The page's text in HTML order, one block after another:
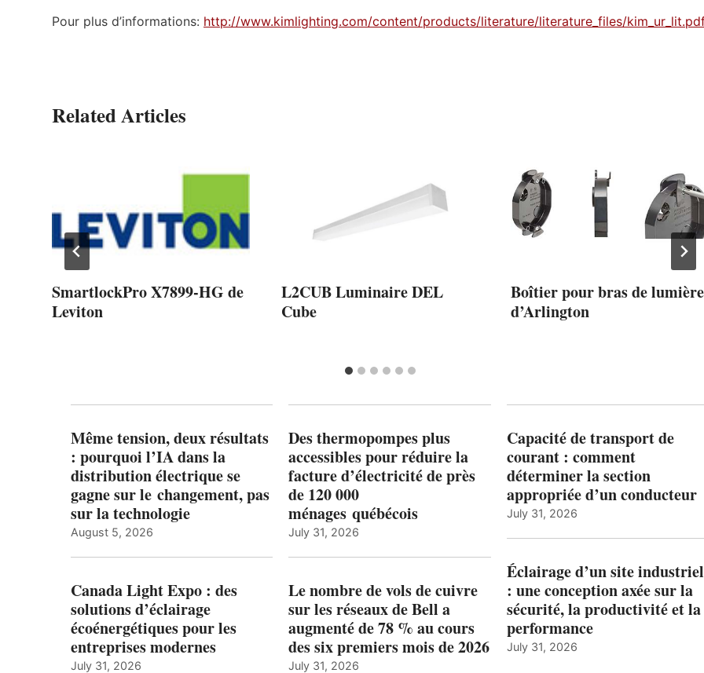
Pour plus d’informations: http://www.kimlighting.com/content/products/literature/literature_files/
Related Articles
SmartlockPro X7899-HG de
Leviton
L2CUB Luminaire DEL
Cube
Boîtier pour bras de lumière
d’Arlington
Même tension, deux résultats
: pourquoi l’IA dans la
distribution électrique se
gagne sur le changement, pas
sur la technologie
August 5, 2026
Canada Light Expo : des
solutions d’éclairage
écoénergétiques pour les
entreprises modernes
July 31, 2026
Des thermopompes plus
accessibles pour réduire la
facture d’électricité de près
de 120 000
ménages québécois
July 31, 2026
Le nombre de vols de cuivre
sur les réseaux de Bell a
augmenté de 78 % au cours
des six premiers mois de 2026
July 31, 2026
Capacité de transport de
courant : comment
déterminer la section
appropriée d’un conducteur
July 31, 2026
Éclairage d’un site industriel
: une conception axée sur la
sécurité, la productivité et la
performance
July 31, 2026